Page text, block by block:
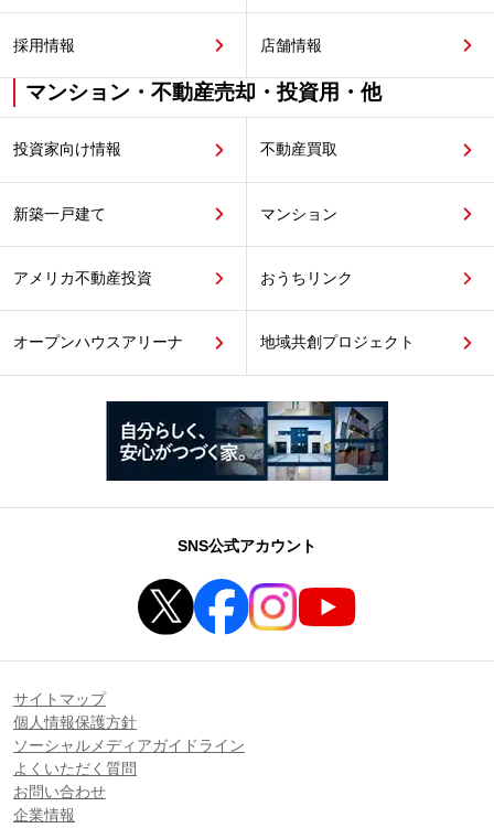
採用情報 店舗情報
マンション・不動産売却・投資用・他
投資家向け情報 不動産買取
新築一戸建て マンション
アメリカ不動産投資 おうちリンク
オープンハウスアリーナ 地域共創プロジェクト
SNS公式アカウント
サイトマップ
個人情報保護方針
ソーシャルメディアガイドライン
よくいただく質問
お問い合わせ
企業情報